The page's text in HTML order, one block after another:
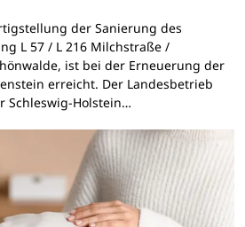
der Sanierung des
L 57 / L 216 Milchstraße /
ist bei der Erneuerung der
erreicht. Der Landesbetrieb
Schleswig-Holstein…